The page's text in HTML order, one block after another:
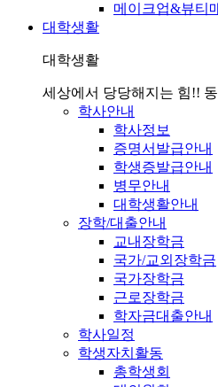
메이크업&뷰티
대학생활
대학생활
세상에서 당당해지는 힘!!
학사안내
학사정보
증명서발급안내
학생증발급안내
병무안내
대학생활안내
장학/대출안내
교내장학금
국가/교외장학금
국가장학금
근로장학금
학자금대출안내
학사일정
학생자치활동
총학생회